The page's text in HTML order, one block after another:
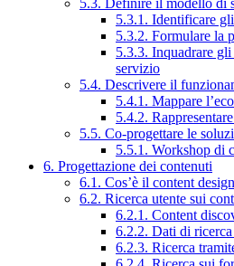
5.3.1. Identificare
5.3.2. Formulare la
5.3.3. Inquadrare
servizio
5.4. Descrivere il
5.4.1. Mappare
5.4.2.
5.5. Co-progettare le
5.5.1. Workshop di
6. Progettazione dei contenuti
6.1. Cos’è il content design
6.2. Ricerca utente sui
6.2.1. Content
6.2.2. Dati di
6.2.3. Ricerca